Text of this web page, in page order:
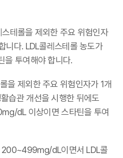
테롤을 제외한 주요 위험인자
니다. LDL콜레스테롤 농도가
투여해야 합니다.
을 제외한 주요 위험인자가 1개
습관 개선을 시행한 뒤에도
/dL 이상이면 스타틴을 투여
200~499㎎/dL이면서 LDL콜